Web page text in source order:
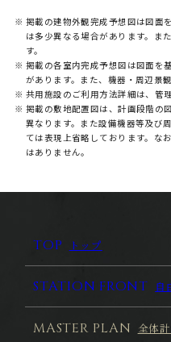
※ 掲載の建物外観完成予想図は図面
は多少異なる場合があります。ま
す。
※ 掲載の各室内完成予想図は図面を
があります。また、機器・周辺景
※ 共用施設のご利用方法詳細は、管
※ 掲載の敷地配置図は、計画段階の
異なります。また設備機器等及び
ては表現上省略しております。な
はありません。
TOP トップ
STATION FRONT 自
MASTER PLAN 全体